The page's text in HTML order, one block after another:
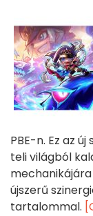
PBE-n. Ez az
teli világból
újszerű
tartalommal.